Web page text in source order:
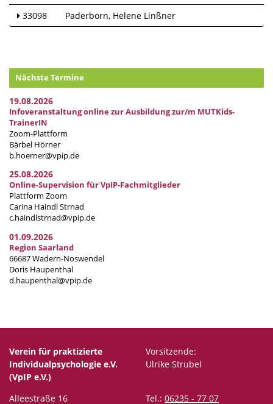
33098
Paderborn Helene Linßner
Nächste Termine
19.08.2026
Infoveranstaltung online zur Ausbildung zur/m MUTKids-
TrainerIN
Zoom-Plattform
Bärbel Hörner
b.hoerner@vpip.de
25.08.2026
Online-Supervision für VpIP-Fachmitglieder
Plattform Zoom
Carina Haindl Strnad
c.haindlstrnad@vpip.de
01.09.2026
Region Saarland
66687 Wadern-Noswendel
Doris Haupenthal
d.haupenthal@vpip.de
Verein für praktizierte
Individualpsychologie e.V.
(VpIP e.V.)
Vorsitzende:
Ulrike Strubel
Alleestraße 16 Tel.: 06235 - 77 07